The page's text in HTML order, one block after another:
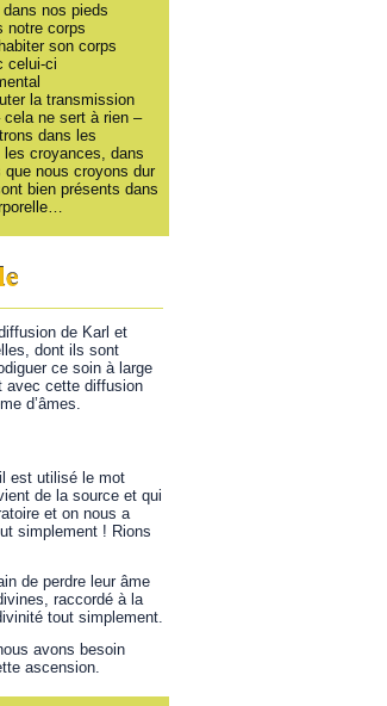
nos pieds
notre corps
son corps
celui-ci
la transmission
ne sert à rien –
dans les
croyances, dans
que nous croyons dur
bien présents dans
de Karl et
dont ils sont
ce soin à large
avec cette diffusion
d’âmes.
est utilisé le mot
de la source et qui
et on nous a
simplement ! Rions
de perdre leur âme
raccordé à la
tout simplement.
avons besoin
ascension.